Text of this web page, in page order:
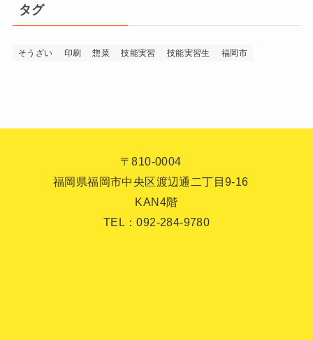
タグ
そうざい 印刷 惣菜 技能実習 技能実習生 福岡市
〒810-0004
福岡県福岡市中央区渡辺通二丁目9-16
KAN4階
TEL：092-284-9780